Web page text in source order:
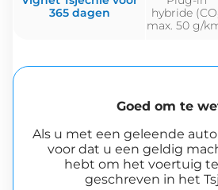
365 dagen
hybride
max. 50 g/
Goed om te
Als u met een geleende
voor dat u een geldig
hebt om het voertuig
geschreven in het